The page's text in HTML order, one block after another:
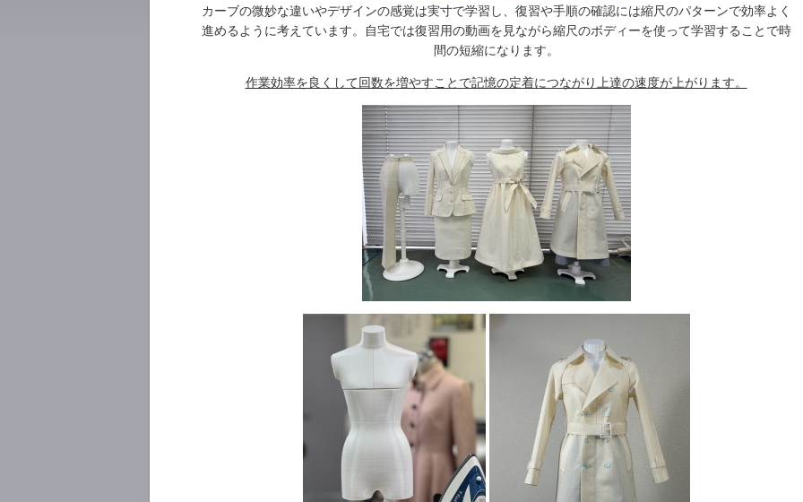
カーブの微妙な違いやデザインの感覚は実寸で学習し、復習や手順の確認には縮尺のパターンで効率よく
進めるように考えています。自宅では復習用の動画を見ながら縮尺のボディーを使って学習することで時
間の短縮になります。
作業効率を良くして回数を増やすことで記憶の定着につながり上達の速度が上がります。